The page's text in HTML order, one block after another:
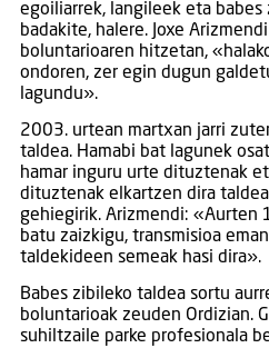
egoiliarrek, langileek eta
badakite, halere. Joxe
boluntarioaren hitzetan,
ondoren, zer egin dugun
lagundu».
2003. urtean martxan jarri
taldea. Hamabi bat lagunek
hamar inguru urte dituztenak
dituztenak elkartzen dira
gehiegirik. Arizmendi:
batu zaizkigu, transmisioa
taldekideen semeak hasi dira».
Babes zibileko taldea sortu
boluntarioak zeuden Ordizian.
suhiltzaile parke profesionala